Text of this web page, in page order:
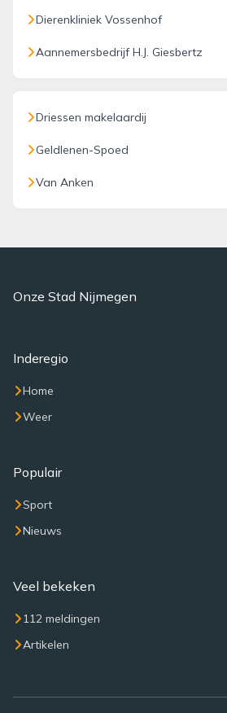
Dierenkliniek Vossenhof
Aannemersbedrijf H.J. Giesbertz
Driessen makelaardij
Geldlenen-Spoed
Van Anken
Onze Stad Nijmegen
Inderegio
Home
Weer
Populair
Sport
Nieuws
Veel bekeken
112 meldingen
Artikelen